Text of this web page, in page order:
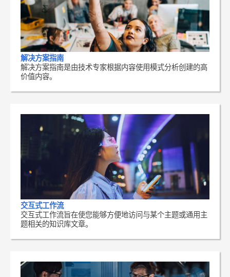
解决方案指南
解决方案指南是由技术专家根据内容使用模式分析创建的高
价值内容。
交互式工作流
交互式工作流旨在使您能够方便地访问与某个主题或通用主
题相关的知识库文章。